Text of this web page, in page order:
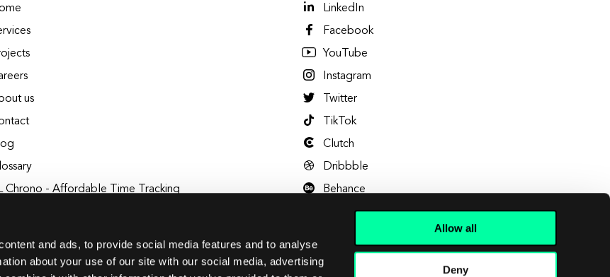
and ads, to provide social media features and to analyse
about your use of our site with our social media, advertising
Allow all
Deny
us
Chrono - Affordable Time Tracking
LinkedIn
Facebook
YouTube
Instagram
Twitter
TikTok
Clutch
Dribbble
Behance